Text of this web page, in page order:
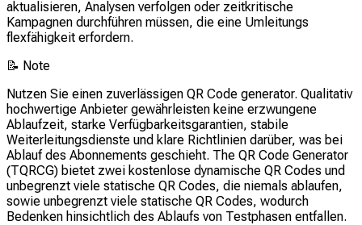
aktualisieren, Analysen verfolgen oder zeitkritische
Kampagnen durchführen müssen, die eine Umleitungs
flexfähigkeit erfordern.
📝 Note
Nutzen Sie einen zuverlässigen QR Code generator. Qualitativ
hochwertige Anbieter gewährleisten keine erzwungene
Ablaufzeit, starke Verfügbarkeitsgarantien, stabile
Weiterleitungsdienste und klare Richtlinien darüber, was bei
Ablauf des Abonnements geschieht. The QR Code Generator
(TQRCG) bietet zwei kostenlose dynamische QR Codes und
unbegrenzt viele statische QR Codes, die niemals ablaufen,
sowie unbegrenzt viele statische QR Codes, wodurch
Bedenken hinsichtlich des Ablaufs von Testphasen entfallen.